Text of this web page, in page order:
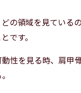
の領域を見ている
です。
性を見る時、肩甲